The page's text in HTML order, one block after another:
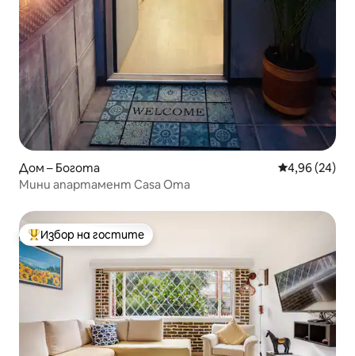
Дом – Богота Средна
4,96 (24)
Мини апартамент Casa Oma
Най-популярен избор на гостите
Избор на гостите